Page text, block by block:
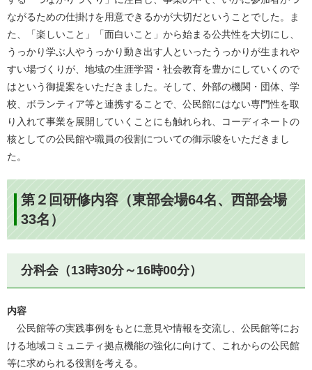
ながるための仕掛けを用意できるかが大切だということでした。ま
た、「楽しいこと」「面白いこと」から始まる公共性を大切にし、
うっかり学ぶ人やうっかり動き出す人といったうっかりが生まれや
すい場づくりが、地域の生涯学習・社会教育を豊かにしていくので
はという御提案をいただきました。そして、外部の機関・団体、学
校、ボランティア等と連携することで、公民館にはない専門性を取
り入れて事業を展開していくことにも触れられ、コーディネートの
核としての公民館や職員の役割についての御示唆をいただきまし
た。
第２回研修内容（東部会場64名、西部会場
33名）
分科会（13時30分～16時00分）
内容
公民館等の実践事例をもとに意見や情報を交流し、公民館等にお
ける地域コミュニティ拠点機能の強化に向けて、これからの公民館
等に求められる役割を考える。